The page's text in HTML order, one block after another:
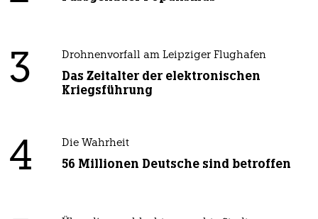
3 Drohnenvorfall am Leipziger Flughafen
Das Zeitalter der elektronischen
Kriegsführung
4 Die Wahrheit
56 Millionen Deutsche sind betroffen